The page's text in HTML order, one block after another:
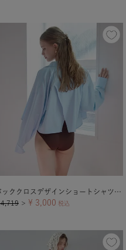
バッククロスデザインショートシャツ/ラッシュガード【メール便可／100】
4,719 ＞ ¥ 3,000 税込